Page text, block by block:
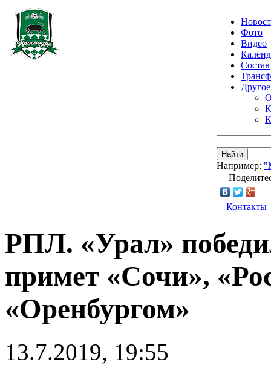
Фото
Видео
Состав
Другое
Найти
Например:
Контакты
РПЛ. «Урал»
примет «Сочи»,
«Оренбургом»
13.7.2019, 19:55